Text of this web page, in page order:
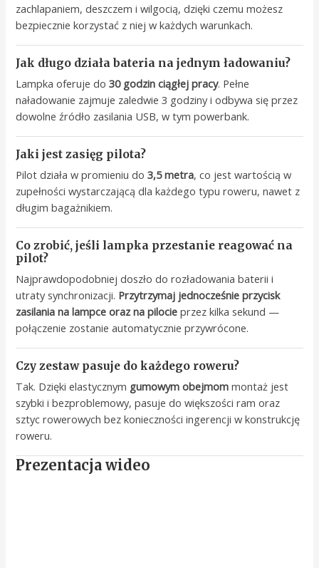
zachlapaniem, deszczem i wilgocią, dzięki czemu możesz
bezpiecznie korzystać z niej w każdych warunkach.
Jak długo działa bateria na jednym ładowaniu?
Lampka oferuje do30 godzin ciągłej pracy. Pełne
naładowanie zajmuje zaledwie 3 godziny i odbywa się przez
dowolne źródło zasilania USB, w tym powerbank.
Jaki jest zasięg pilota?
Pilot działa w promieniu do3,5 metra, co jest wartością w
zupełności wystarczającą dla każdego typu roweru, nawet z
długim bagażnikiem.
Co zrobić, jeśli lampka przestanie reagować na
pilot?
Najprawdopodobniej doszło do rozładowania baterii i
utraty synchronizacji. Przytrzymaj jednocześnie przycisk
zasilania na lampce oraz na pilocie przez kilka sekund —
połączenie zostanie automatycznie przywrócone.
Czy zestaw pasuje do każdego roweru?
Tak. Dzięki elastycznym gumowym obejmom montaż jest
szybki i bezproblemowy, pasuje do większości ram oraz
sztyc rowerowych bez konieczności ingerencji w konstrukcję
roweru.
Prezentacja wideo